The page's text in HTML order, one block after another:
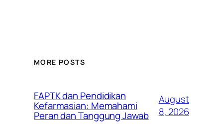
MORE POSTS
FAPTK dan Pendidikan
Kefarmasian: Memahami
Peran dan Tanggung Jawab
August
8, 2026